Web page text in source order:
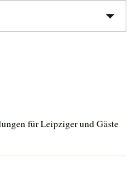
für Leipziger und Gäste